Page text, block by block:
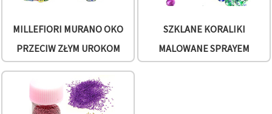
MILLEFIORI MURANO OKO
PRZECIW ZŁYM UROKOM
SZKLANE KORALIKI
MALOWANE SPRAYEM